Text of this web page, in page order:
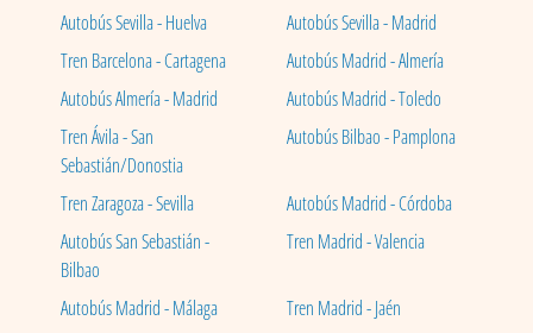
Autobús Sevilla - Huelva
Autobús Sevilla - Madrid
Tren Barcelona - Cartagena
Autobús Madrid - Almería
Autobús Almería - Madrid
Autobús Madrid - Toledo
Tren Ávila - San
Sebastián/Donostia
Autobús Bilbao - Pamplona
Tren Zaragoza - Sevilla
Autobús Madrid - Córdoba
Autobús San Sebastián -
Bilbao
Tren Madrid - Valencia
Autobús Madrid - Málaga
Tren Madrid - Jaén